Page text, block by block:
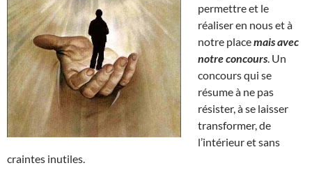
permettre et le
réaliser en nous et à
notre placemais avec
notre concours . Un
concours qui se
résume à ne pas
résister, à se laisser
transformer, de
l’intérieur et sans
craintes inutiles.